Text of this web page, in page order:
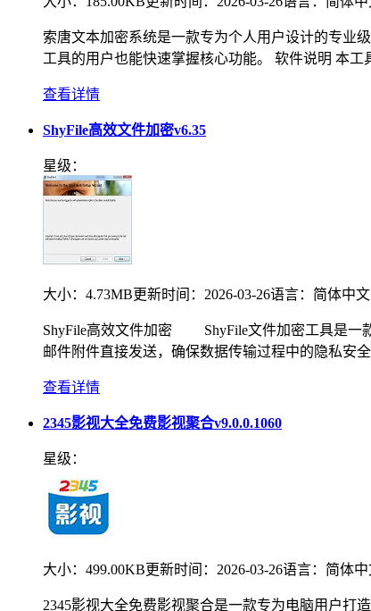
索唐文本加密系统是一款专为个人用户设计的专业
工具的用户也能快速掌握核心功能。 软件说明 本工
查看详情
ShyFile高效文件加密v6.35
星级：
大小： 4.73MB更新时间： 2026-03-26语言： 简体中文
ShyFile高效文件加密 ShyFile文件加密工具是一
邮件附件直接发送，确保数据传输过程中的隐私安
查看详情
2345影视大全免费影视聚合v9.0.0.1060
星级：
大小： 499.00KB更新时间： 2026-03-26语言： 简体
2345影视大全免费影视聚合是一款专为电脑用户打